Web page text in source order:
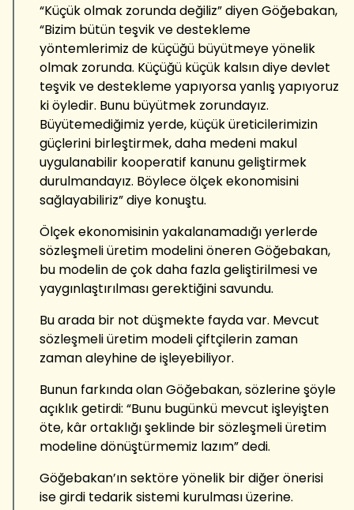
“Küçük olmak zorunda değiliz” diyen Göğebakan,
“Bizim bütün teşvik ve destekleme
yöntemlerimiz de küçüğü büyütmeye yönelik
olmak zorunda. Küçüğü küçük kalsın diye devlet
teşvik ve destekleme yapıyorsa yanlış yapıyoruz
ki öyledir. Bunu büyütmek zorundayız.
Büyütemediğimiz yerde, küçük üreticilerimizin
güçlerini birleştirmek, daha medeni makul
uygulanabilir kooperatif kanunu geliştirmek
durulmandayız. Böylece ölçek ekonomisini
sağlayabiliriz” diye konuştu.
Ölçek ekonomisinin yakalanamadığı yerlerde
sözleşmeli üretim modelini öneren Göğebakan,
bu modelin de çok daha fazla geliştirilmesi ve
yaygınlaştırılması gerektiğini savundu.
Bu arada bir not düşmekte fayda var. Mevcut
sözleşmeli üretim modeli çiftçilerin zaman
zaman aleyhine de işleyebiliyor.
Bunun farkında olan Göğebakan, sözlerine şöyle
açıklık getirdi: “Bunu bugünkü mevcut işleyişten
öte, kâr ortaklığı şeklinde bir sözleşmeli üretim
modeline dönüştürmemiz lazım” dedi.
Göğebakan’ın sektöre yönelik bir diğer önerisi
ise girdi tedarik sistemi kurulması üzerine.